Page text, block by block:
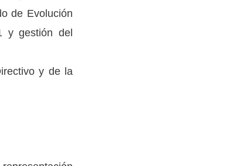
de Evolución
y gestión del
y de la